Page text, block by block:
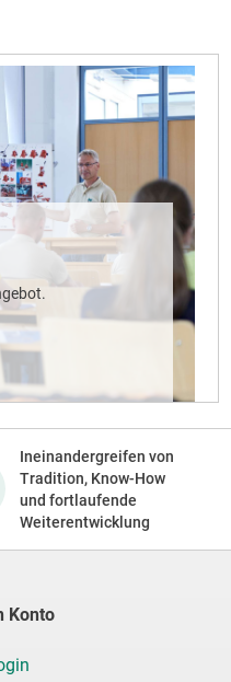
Ineinandergreifen von
Tradition, Know-How
und fortlaufende
Weiterentwicklung
Konto